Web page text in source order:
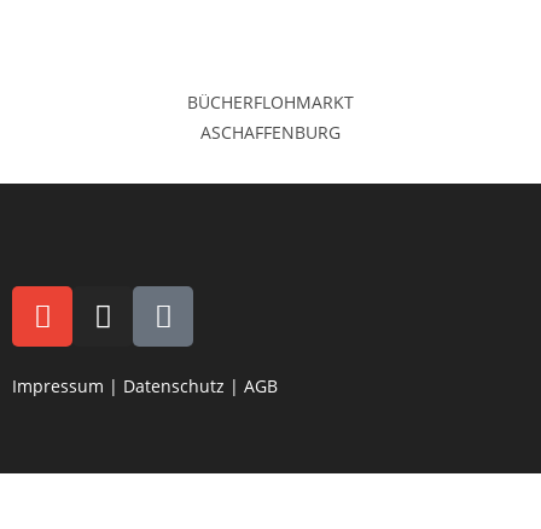
BÜCHERFLOHMARKT
ASCHAFFENBURG
Impressum | Datenschutz | AGB